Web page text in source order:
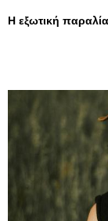
Η εξωτική